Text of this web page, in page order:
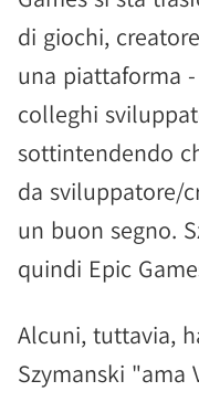
di giochi,
una piattaforma
colleghi
sottintendendo
da sviluppatore/
un buon segno.
quindi Epic
Alcuni, tuttavia,
Szymanski "ama